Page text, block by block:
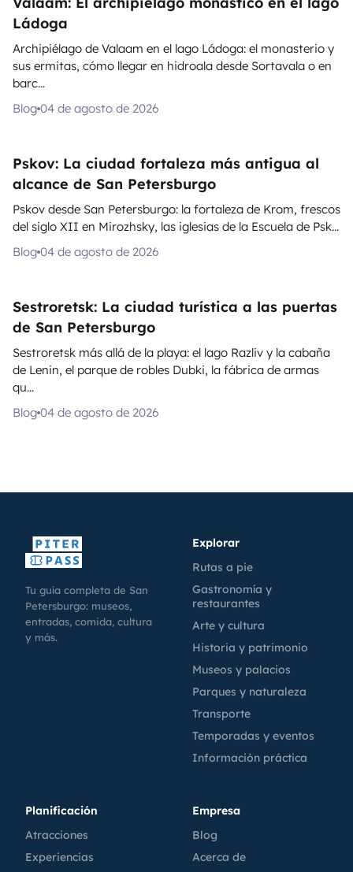
Ládoga
Archipiélago de Valaam en el lago Ládoga: el monasterio y
sus ermitas, cómo llegar en hidroala desde Sortavala o en
barc...
Blog 04 de agosto de 2026
Pskov: La ciudad fortaleza más antigua al
alcance de San Petersburgo
Pskov desde San Petersburgo: la fortaleza de Krom, frescos
del siglo XII en Mirozhsky, las iglesias de la Escuela de Psk...
Blog 04 de agosto de 2026
Sestroretsk: La ciudad turística a las puertas
de San Petersburgo
Sestroretsk más allá de la playa: el lago Razliv y la cabaña
de Lenin, el parque de robles Dubki, la fábrica de armas
qu...
Blog 04 de agosto de 2026
Tu guía completa de San
Petersburgo: museos,
entradas, comida, cultura
y más.
Explorar
Rutas a pie
Gastronomía y
restaurantes
Arte y cultura
Historia y patrimonio
Museos y palacios
Parques y naturaleza
Transporte
Temporadas y eventos
Información práctica
Planificación
Atracciones
Experiencias
Empresa
Blog
Acerca de